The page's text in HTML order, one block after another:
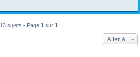
13 sujets • Page 1 sur 1
Aller à